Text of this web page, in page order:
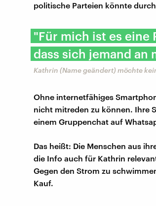
politische Parteien könnte
"Für mich ist es eine
dass sich jemand an
Kathrin (Name geändert) möchte
Ohne internetfähiges
nicht mitreden zu können. Ihre
einem Gruppenchat auf
Das heißt: Die Menschen aus
die Info auch für Kathrin
Gegen den Strom zu
Kauf.